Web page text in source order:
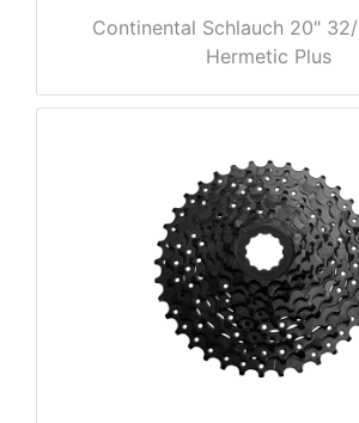
Continental Schlauch 20"
Hermetic Plus